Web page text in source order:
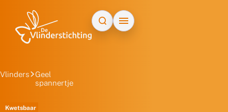
Vlinders
Geel
spannertje
Kwetsbaar